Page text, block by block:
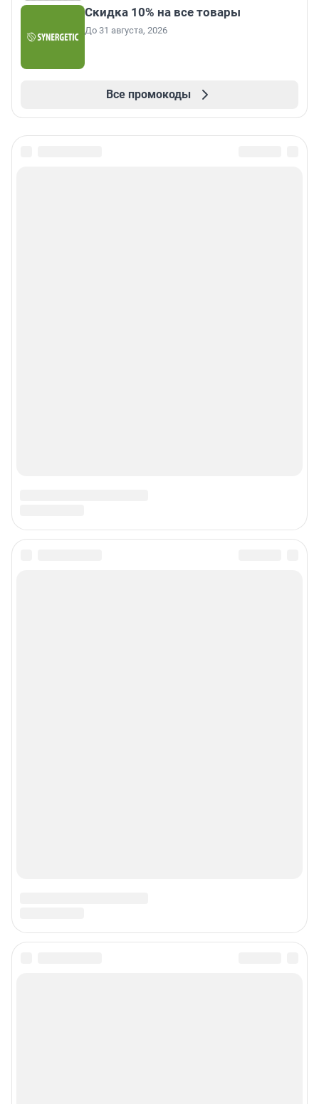
Скидка 10% на все товары
До 31 августа, 2026
Все промокоды